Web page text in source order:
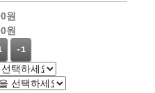
원
원
-1